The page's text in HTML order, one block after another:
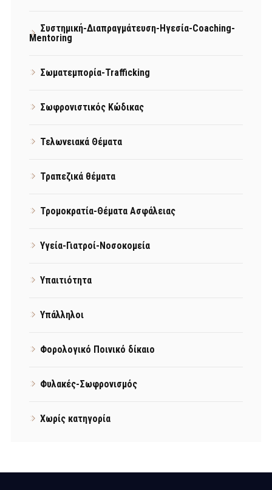
Συστημική-Διαπραγμάτευση-Ηγεσία-Coaching-
Mentoring
Σωματεμπορία-Trafficking
Σωφρονιστικός Κώδικας
Τελωνειακά Θέματα
Τραπεζικά θέματα
Τρομοκρατία-Θέματα Ασφάλειας
Υγεία-Γιατροί-Νοσοκομεία
Υπαιτιότητα
Υπάλληλοι
Φορολογικό Ποινικό δίκαιο
Φυλακές-Σωφρονισμός
Χωρίς κατηγορία